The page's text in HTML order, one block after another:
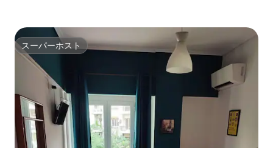
スーパーホスト
スーパーホスト